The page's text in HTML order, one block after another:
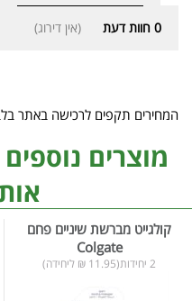
0 חוות דעת (אין דירוג)
המחירים תקפים לרכישה באתר
מוצרים נוספים
קולגייט מברשת שיניים פחם
Colgate
2 יחידות(11.95 ₪ ליחידה)